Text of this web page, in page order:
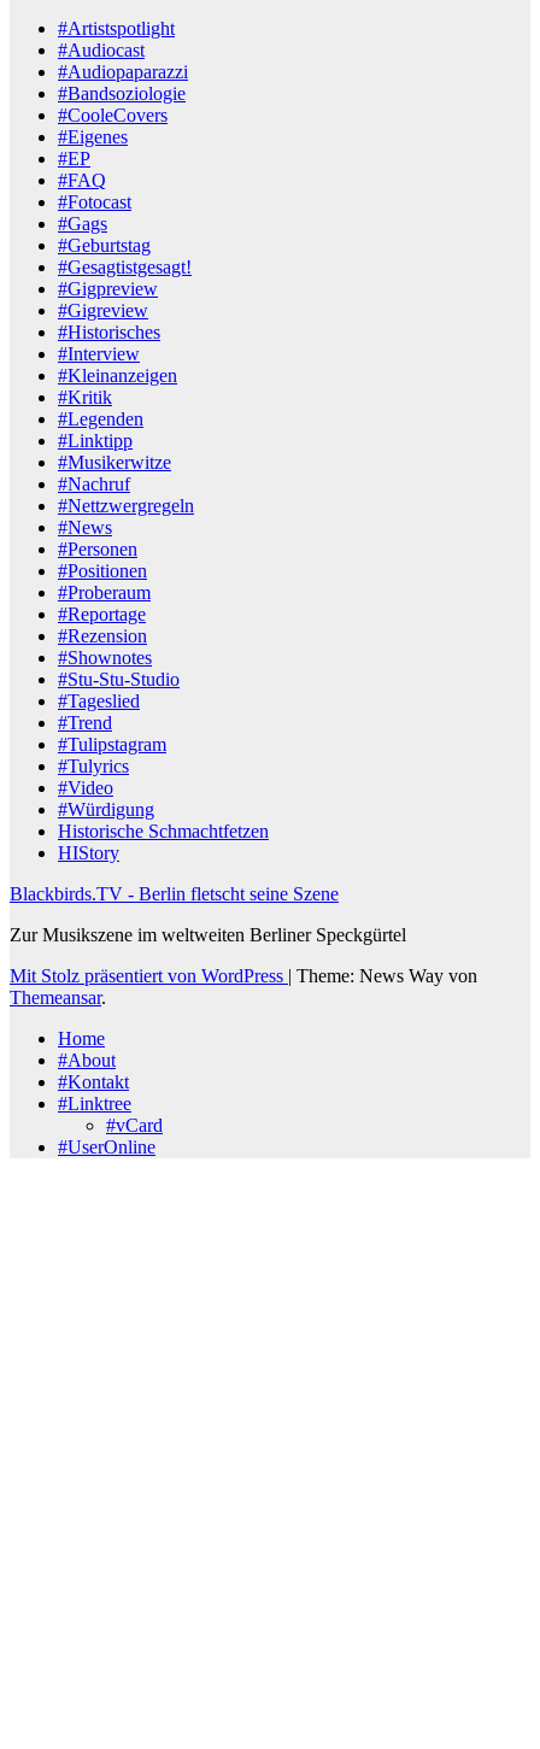
#Artistspotlight
#Audiocast
#Audiopaparazzi
#Bandsoziologie
#CooleCovers
#Eigenes
#EP
#FAQ
#Fotocast
#Gags
#Geburtstag
#Gesagtistgesagt!
#Gigpreview
#Gigreview
#Historisches
#Interview
#Kleinanzeigen
#Kritik
#Legenden
#Linktipp
#Musikerwitze
#Nachruf
#Nettzwergregeln
#News
#Personen
#Positionen
#Proberaum
#Reportage
#Rezension
#Shownotes
#Stu-Stu-Studio
#Tageslied
#Trend
#Tulipstagram
#Tulyrics
#Video
#Würdigung
Historische Schmachtfetzen
HIStory
Blackbirds.TV - Berlin fletscht seine Szene
Zur Musikszene im weltweiten Berliner Speckgürtel
Mit Stolz präsentiert von WordPress | Theme: News Way von
Themeansar.
Home
#About
#Kontakt
#Linktree
#vCard
#UserOnline